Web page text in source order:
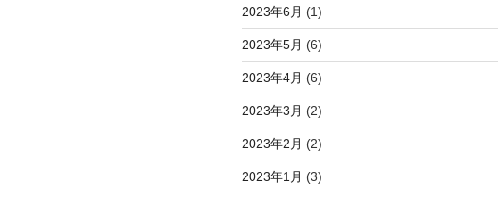
2023年6月 (1)
2023年5月 (6)
2023年4月 (6)
2023年3月 (2)
2023年2月 (2)
2023年1月 (3)